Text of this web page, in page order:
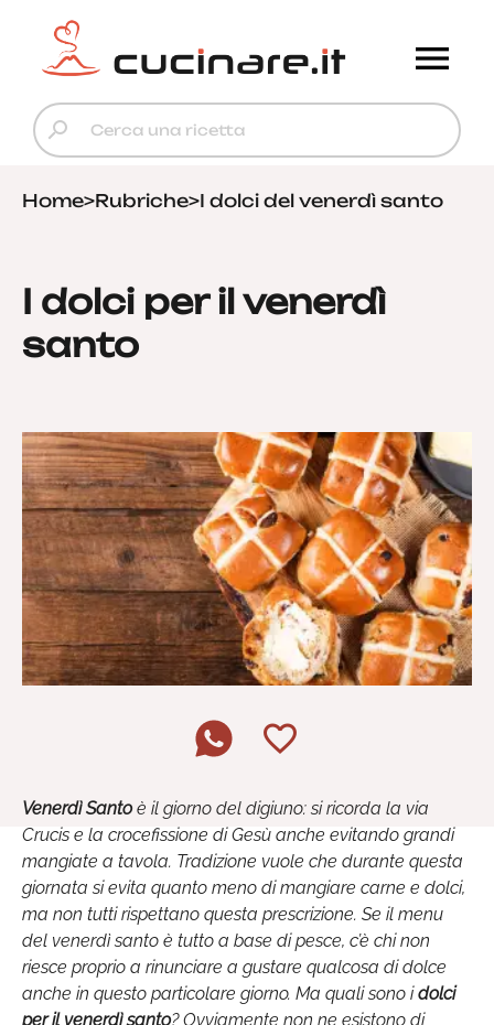
Home>Rubriche>I dolci del venerdì santo
I dolci per il venerdì
santo
Venerdì Santoè il giorno del digiuno: si ricorda la via
Crucis e la crocefissione di Gesù anche evitando grandi
mangiate a tavola. Tradizione vuole che durante questa
giornata si evita quanto meno di mangiare carne e dolci,
ma non tutti rispettano questa prescrizione. Se il menu
del venerdì santo è tutto a base di pesce, c’è chi non
riesce proprio a rinunciare a gustare qualcosa di dolce
anche in questo particolare giorno. Ma quali sono idolci
per il venerdì santo? Ovviamente non ne esistono di